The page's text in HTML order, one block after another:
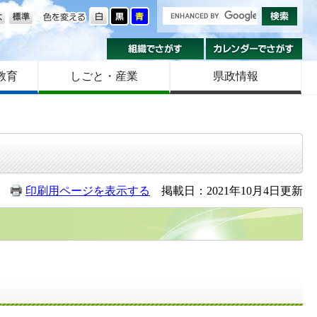
色を変える
大きさ
組織でさがす
育 しごと・産業 県政情報
印刷用ページを表示する 掲載日：2021年10月4日更新